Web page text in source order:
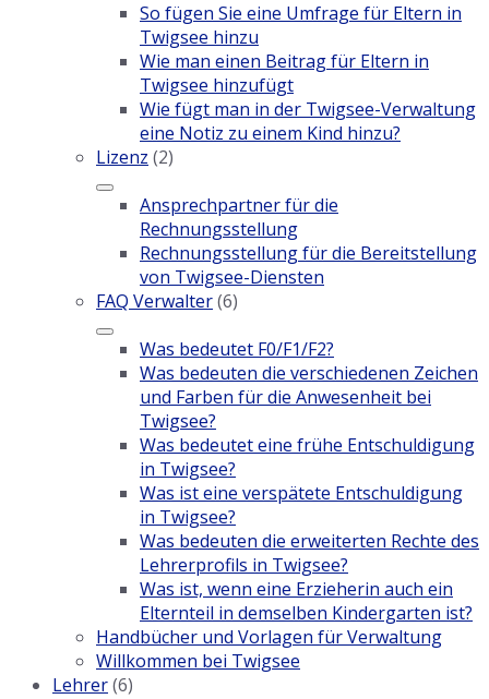
So fügen Sie eine Umfrage für Eltern in
Twigsee hinzu
Wie man einen Beitrag für Eltern in
Twigsee hinzufügt
Wie fügt man in der Twigsee-Verwaltung
eine Notiz zu einem Kind hinzu?
Lizenz (2)
Ansprechpartner für die
Rechnungsstellung
Rechnungsstellung für die Bereitstellung
von Twigsee-Diensten
FAQ Verwalter(6)
Was bedeutet F0/F1/F2?
Was bedeuten die verschiedenen Zeichen
und Farben für die Anwesenheit bei
Twigsee?
Was bedeutet eine frühe Entschuldigung
in Twigsee?
Was ist eine verspätete Entschuldigung
in Twigsee?
Was bedeuten die erweiterten Rechte des
Lehrerprofils in Twigsee?
Was ist, wenn eine Erzieherin auch ein
Elternteil in demselben Kindergarten ist?
Handbücher und Vorlagen für Verwaltung
Willkommen bei Twigsee
Lehrer(6)